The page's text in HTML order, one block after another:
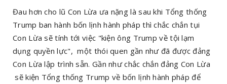
Đau hơn cho lũ Con Lừa ưa nặng là sau khi Tổng thống
Trump ban hành bốn lịnh hành pháp thì chắc chắn tụi
Con Lừa sẽ tính tới việc "kiện ông Trump về tội lạm
dụng quyền lực", một thói quen gần như đã được đảng
Con Lừa lập trình sẵn. Gần như chắc chắn đảng Con Lừa
sẽ kiện Tổng thống Trump về bốn lịnh hành pháp để